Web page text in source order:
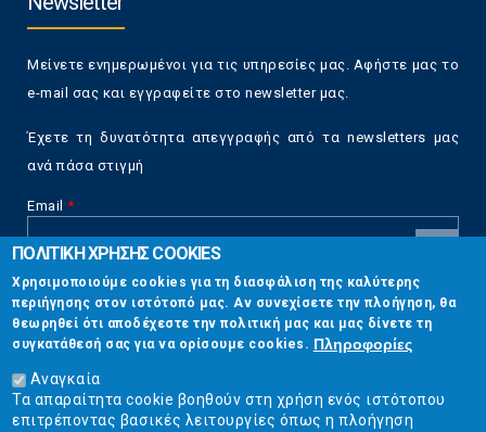
Μείνετε ενημερωμένοι για τις υπηρεσίες μας. Αφήστε μας το
e-mail σας και εγγραφείτε στο newsletter μας.
Έχετε τη δυνατότητα απεγγραφής από τα newsletters μας
ανά πάσα στιγμή
Email *
CAPTCHA
This
question is
for testing
whether or
not you are a
human visitor
and to
Επικοινωνία
Στουρνάρη 17, Αθήνα 10683
2103304444
ΠΟΛΙΤΙΚΗ ΧΡΗΣΗΣ COOKIES
Χρησιμοποιούμε cookies για τη διασφάλιση της καλύτερης
περιήγησης στον ιστότοπό μας. Αν συνεχίσετε την πλοήγηση, θα
θεωρηθεί ότι αποδέχεστε την πολιτική μας και μας δίνετε τη
συγκατάθεσή σας για να ορίσουμε cookies. Πληροφορίες
Αναγκαία
Τα απαραίτητα cookie βοηθούν στη χρήση ενός ιστότοπου
επιτρέποντας βασικές λειτουργίες όπως η πλοήγηση